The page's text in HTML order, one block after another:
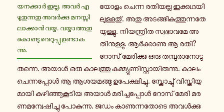
യ­ന­ക്കാർ ഇല്ല. അവർ എ­
ഴു­തു­ന്ന­തു അ­വർ­ക്കു മ­ന­സ്സി­
ലാ­ക്കാൻ വയ്യ. വ­യ്യാ­ത്ത­തു­
കൊ­ണ്ടു വെ­റു­പ്പു ഉ­ണ്ടാ­കു­
ന്നു.
യോ­ളം ചെന്ന ര­തി­യ­ല്ല ഇ­ക്ക­ഥ­യി­
ലു­ള്ള­തു്. അതു അ­ട­ങ്ങി­ക­ത്തു­ന്ന­തേ­
യു­ള്ളു. നി­യ­ന്ത്രി­ത സ്വ­ഭാ­വ­മേ അ­
തി­നു­ള്ളു. ആർ­ക്കാ­ണു ആ രതി?
റോസ് മേ­രി­ക്കു ഒരു ത­മ്പു­രാ­നോ­ടു
തന്നെ. അയാൾ ഒരു കാ­ല­ത്തു ക­മ്മ്യൂ­ണി­സ്റ്റാ­യി­രു­ന്നു. കാലം
ചെ­ന്ന­പ്പോൾ ആ ആ­ശ­യ­മ­ങ്ങു ഉ­പേ­ക്ഷി­ച്ചു. സ്കോ­ച്ചു് വി­സ്കി­യു­
മാ­യി ക­ഴി­ഞ്ഞു­കൂ­ടി­യ അയാൾ മ­രി­ച്ച­പ്പോൾ റോസ് മേരി മ­ര­
ണ­മ­ന്വേ­ഷി­ച്ചു പോ­കു­ന്നു. ജഡം കാ­ണു­ന്ന­തോ­ടെ അ­വൾ­ക്കു